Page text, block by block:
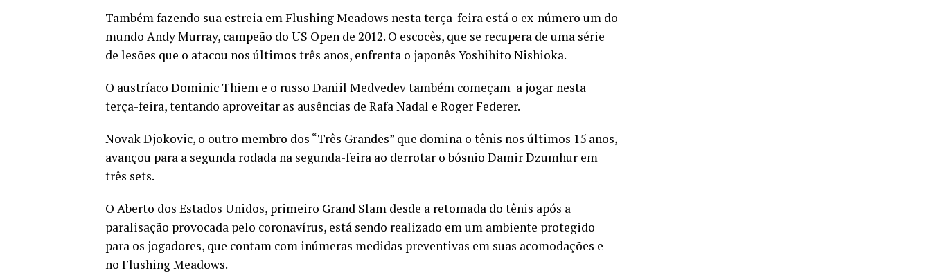
Também fazendo sua estreia em Flushing Meadows nesta terça-feira está o ex-número um do
mundo Andy Murray, campeão do US Open de 2012. O escocês, que se recupera de uma série
de lesões que o atacou nos últimos três anos, enfrenta o japonês Yoshihito Nishioka.
O austríaco Dominic Thiem e o russo Daniil Medvedev também começam a jogar nesta
terça-feira, tentando aproveitar as ausências de Rafa Nadal e Roger Federer.
Novak Djokovic, o outro membro dos “Três Grandes” que domina o tênis nos últimos 15 anos,
avançou para a segunda rodada na segunda-feira ao derrotar o bósnio Damir Dzumhur em
três sets.
O Aberto dos Estados Unidos, primeiro Grand Slam desde a retomada do tênis após a
paralisação provocada pelo coronavírus, está sendo realizado em um ambiente protegido
para os jogadores, que contam com inúmeras medidas preventivas em suas acomodações e
no Flushing Meadows.